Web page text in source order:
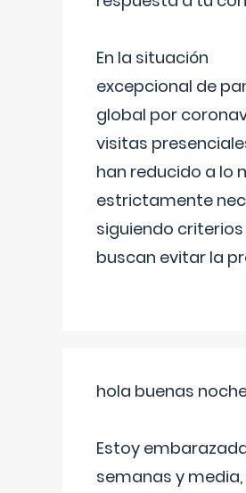
En la situación
excepcional de
global por
visitas
han reducido a lo
estrictamente
siguiendo
buscan evitar la
hola buenas
Estoy
semanas y